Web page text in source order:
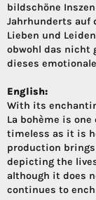
bildschöne
Jahrhunderts auf
Lieben und
obwohl das nicht
dieses
English:
With its
La bohème is
timeless as it is
production
depicting the
although it does
continues to